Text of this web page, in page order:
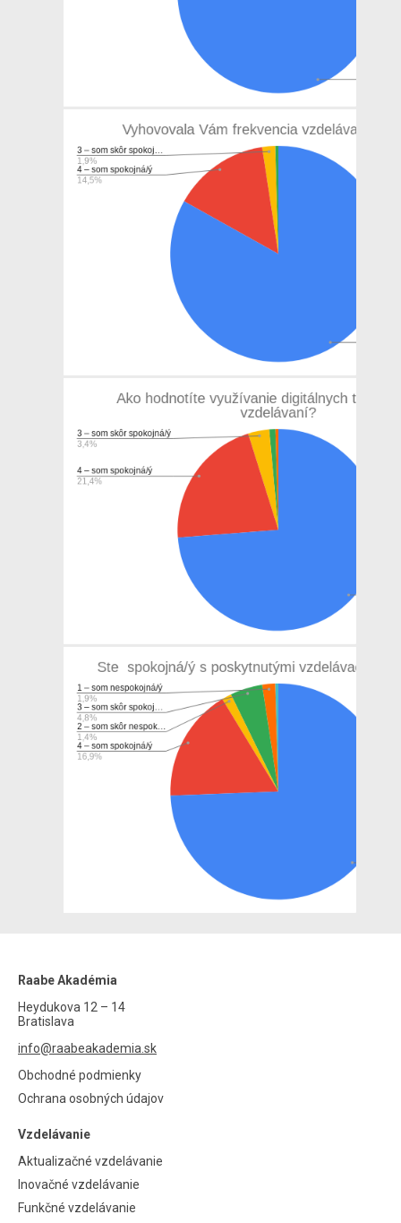
Raabe Akadémia
Heydukova 12 – 14
Bratislava
info@raabeakademia.sk
Obchodné podmienky
Ochrana osobných údajov
Vzdelávanie
Aktualizačné vzdelávanie
Inovačné vzdelávanie
Funkčné vzdelávanie